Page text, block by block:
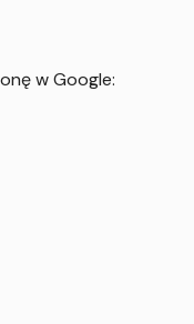
w Google: